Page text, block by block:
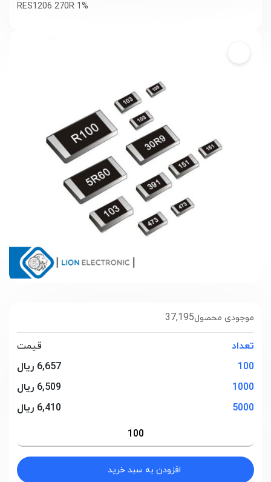
37,195موجودی محصول
تعداد
قیمت
100
6,657 ریال
1000
6,509 ریال
5000
6,410 ریال
افزودن به سبد خرید
RES1206 270R 1%